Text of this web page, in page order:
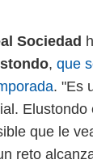
Sociedad
, que
. "Es
Elustondo
que le
reto